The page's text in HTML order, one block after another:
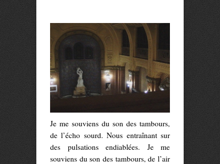
Je me souviens du son des tambours,
de l’écho sourd. Nous entraînant sur
des pulsations endiablées. Je me
souviens du son des tambours, de l’air